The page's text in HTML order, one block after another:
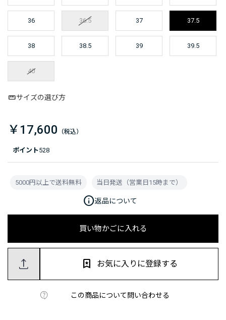
ポイント528
36 36.5 37 37.5
38 38.5 39 39.5
40
サイズの選び方
￥17,600
買い物かごに入れる
この商品について問い合わせる
お気に入りに登録する
5000円以上で送料無料 当日発送（営業日15時まで）
info返品について